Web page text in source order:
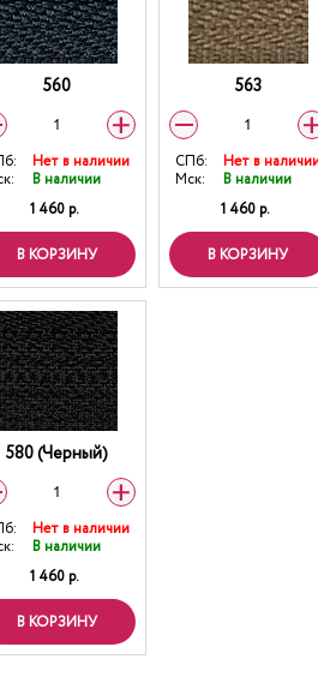
560
Нет в наличии
В наличии
1 460 р.
В КОРЗИНУ
563
СПб:
Нет в
Мск:
В наличии
1 460 р.
В КОРЗИНУ
580 (Черный)
Нет в наличии
В наличии
1 460 р.
В КОРЗИНУ